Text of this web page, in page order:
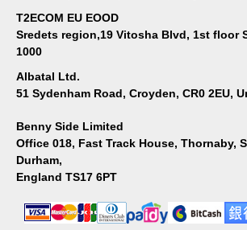
T2ECOM EU EOOD
Sredets region,19 Vitosha Blvd, 1st floor
1000
Albatal Ltd.
51 Sydenham Road, Croyden, CR0 2EU,
Benny Side Limited
Office 018, Fast Track House, Thornaby,
Durham,
England TS17 6PT